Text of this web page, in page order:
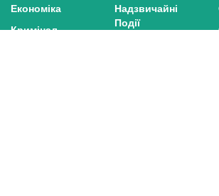
Економіка
Кримінал
Надзвичайні
Події